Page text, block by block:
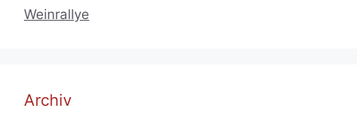
Weinrallye
Archiv